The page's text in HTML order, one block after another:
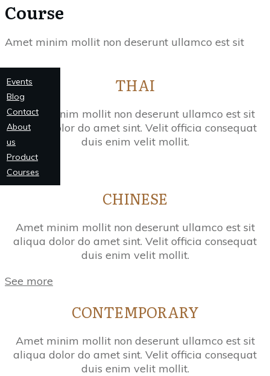
Events
Blog
Contact
About
us
Product
Courses
Course
Amet minim mollit non deserunt ullamco est sit
THAI
Amet minim mollit non deserunt ullamco est sit
aliqua dolor do amet sint. Velit officia consequat
duis enim velit mollit.
See more
CHINESE
Amet minim mollit non deserunt ullamco est sit
aliqua dolor do amet sint. Velit officia consequat
duis enim velit mollit.
See more
CONTEMPORARY
Amet minim mollit non deserunt ullamco est sit
aliqua dolor do amet sint. Velit officia consequat
duis enim velit mollit.